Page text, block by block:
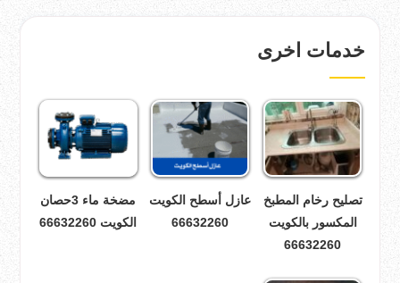
خدمات اخرى
تصليح رخام المطبخ
المكسور بالكويت
66632260
عازل أسطح الكويت
66632260
مضخة ماء 3حصان
الكويت 66632260